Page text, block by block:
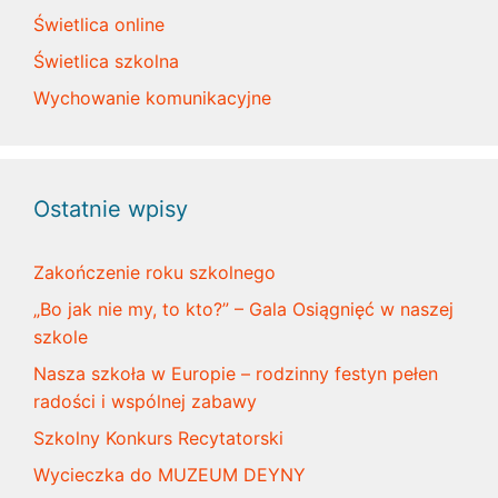
Świetlica online
Świetlica szkolna
Wychowanie komunikacyjne
Ostatnie wpisy
Zakończenie roku szkolnego
„Bo jak nie my, to kto?” – Gala Osiągnięć w naszej
szkole
Nasza szkoła w Europie – rodzinny festyn pełen
radości i wspólnej zabawy
Szkolny Konkurs Recytatorski
Wycieczka do MUZEUM DEYNY